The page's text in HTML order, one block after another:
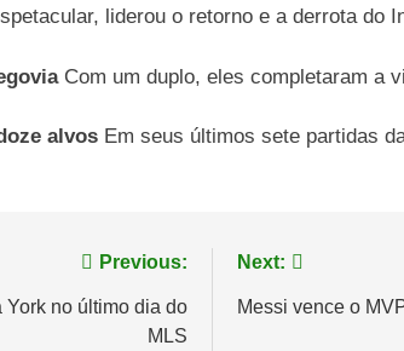
liderou o retorno e a derrota do
Com um duplo, eles completaram a
alvos Em seus últimos sete partidas
Previous:
York no último dia do
MLS
Next:
Messi vence o